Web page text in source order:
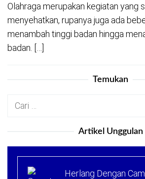
Olahraga merupakan kegiatan yang
menyehatkan, rupanya juga ada
menambah tinggi badan hingga
badan. […]
Temukan
Cari
Artikel Unggulan
Herlang Dengan